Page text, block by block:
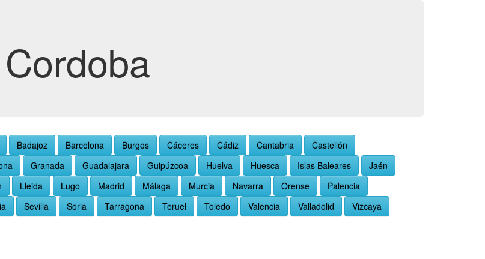
Badajoz Barcelona Burgos Cáceres Cádiz Cantabria
Castellón
Granada Guadalajara Guipúzcoa Huelva Huesca Islas Baleares
Jaén
Lleida Lugo Madrid Málaga Murcia Navarra Orense
Palencia
Sevilla Soria Tarragona Teruel Toledo Valencia Valladolid
Vizcaya